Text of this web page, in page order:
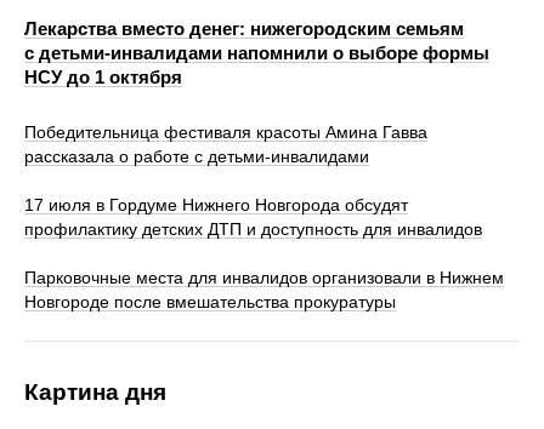
Лекарства вместо денег: нижегородским семьям
с детьми‑инвалидами напомнили о выборе формы
НСУ до 1 октября
Победительница фестиваля красоты Амина Гавва
рассказала о работе с детьми-инвалидами
17 июля в Гордуме Нижнего Новгорода обсудят
профилактику детских ДТП и доступность для инвалидов
Парковочные места для инвалидов организовали в Нижнем
Новгороде после вмешательства прокуратуры
Картина дня